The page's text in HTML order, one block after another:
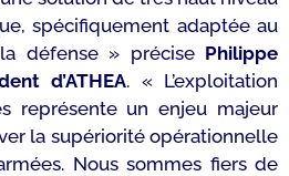
spécifiquement adaptée au
défense» précise Philippe
d’ATHEA. « L’exploitation
représente un enjeu majeur
la supériorité opérationnelle
Nous sommes fiers de